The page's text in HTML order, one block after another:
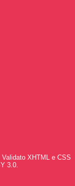
XHTML e CSS
3.0.